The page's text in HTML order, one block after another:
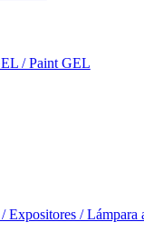
/ Paint GEL
Expositores / Lámpara